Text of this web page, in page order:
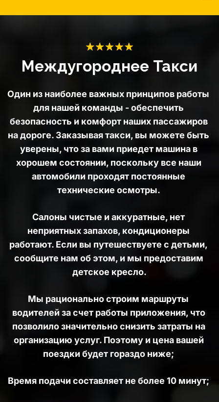
Междугороднее Такси
Один из наиболее важных принципов работы
для нашей команды - обеспечить
безопасность и комфорт наших пассажиров
на дороге. Заказывая такси, вы можете быть
уверены, что за вами приедет машина в
хорошем состоянии, поскольку все наши
автомобили проходят постоянные
технические осмотры.
Салоны чистые и аккуратные, нет
неприятных запахов, кондиционеры
работают. Если вы путешествуете с детьми,
сообщите нам об этом, и мы предоставим
детское кресло.
Мы рационально строим маршруты
водителей за счет работы приложения, что
позволило значительно снизить затраты на
организацию услуг. Поэтому и цена вашей
поездки будет гораздо ниже;
Время подачи составляет не более 10 минут;